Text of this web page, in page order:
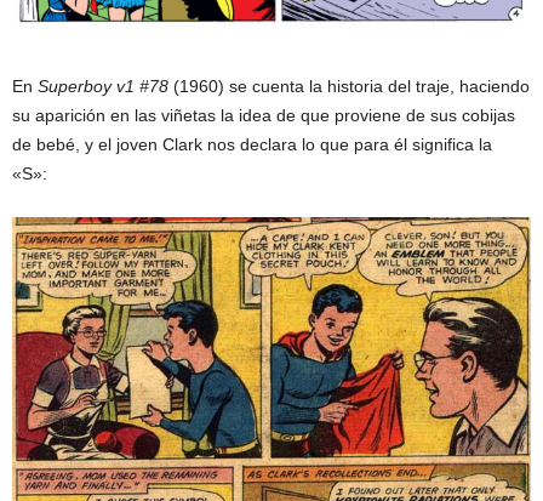
En Superboy v1 #78 (1960) se cuenta la historia del traje, haciendo
su aparición en las viñetas la idea de que proviene de sus cobijas
de bebé, y el joven Clark nos declara lo que para él significa la
«S»: